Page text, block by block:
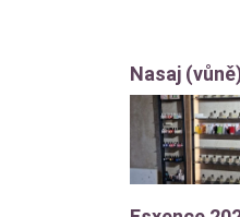
Nasaj